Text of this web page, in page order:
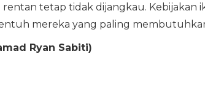
rentan tetap tidak dijangkau. Kebijakan
mereka yang paling
Ryan Sabiti)